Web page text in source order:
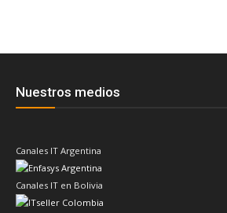
Nuestros medios
Canales IT Argentina
Canales IT en Bolivia